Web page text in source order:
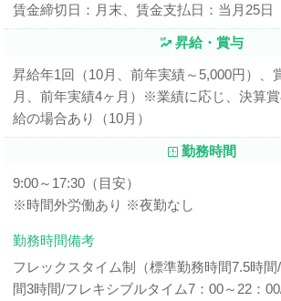
賃金締切日：月末、賃金支払日：当月25日
昇給・賞与
昇給年1回（10月、前年実績～5,000円）、
月、前年実績4ヶ月）※業績に応じ、決算
給の場合あり（10月）
勤務時間
9:00～17:30（目安）
※時間外労働あり ※夜勤なし
勤務時間備考
フレックスタイム制（標準勤務時間7.5時
間3時間/フレキシブルタイム7：00～22：